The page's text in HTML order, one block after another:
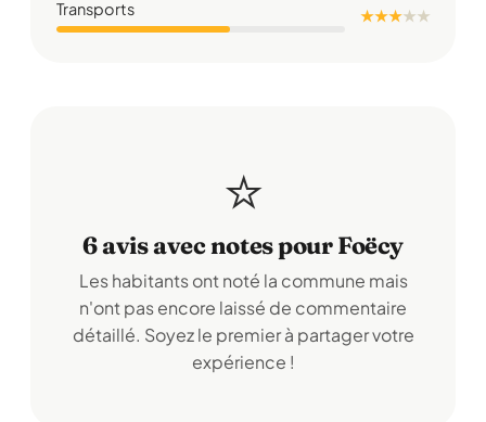
Transports ★ ★ ★★★
⭐
6 avis avec notes pour Foëcy
Les habitants ont noté la commune mais
n'ont pas encore laissé de commentaire
détaillé. Soyez le premier à partager votre
expérience !